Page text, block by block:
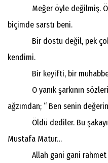
Meğer öyle değilmiş.
biçimde sarstı beni.
Bir dostu değil, pek çok
kendimi.
Bir keyifti, bir
O yanık şarkının
ağzımdan; “ Ben senin
Öldü dediler. Bu şakayı,
Mustafa Matur…
Allah gani gani rahmet